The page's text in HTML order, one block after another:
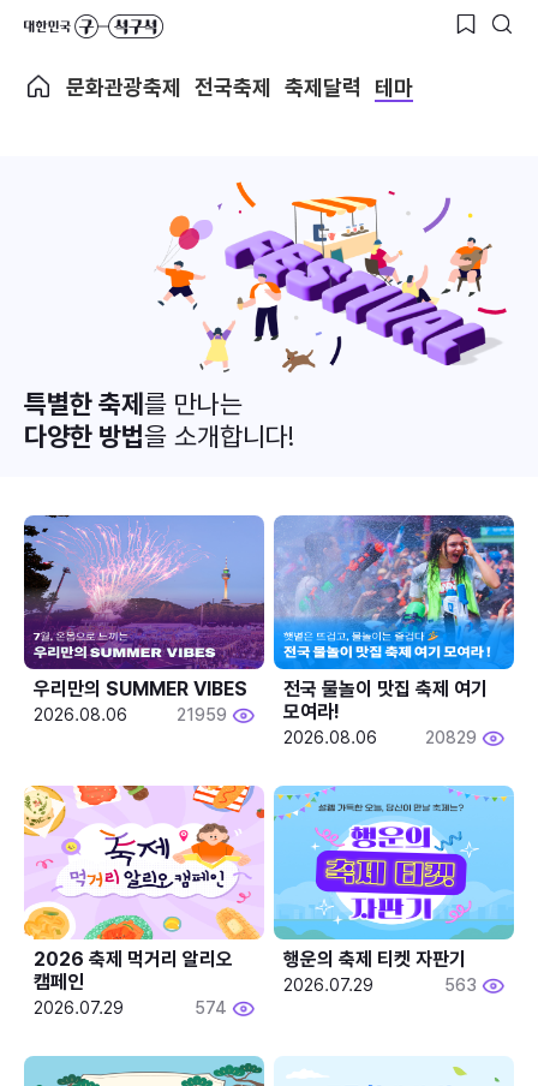
문화관광축제 전국축제 축제달력 테마
특별한 축제를 만나는
다양한 방법을 소개합니다!
우리만의 SUMMER VIBES
2026.08.06 21959
전국 물놀이 맛집 축제 여기
모여라!
2026.08.06 20829
2026 축제 먹거리 알리오
캠페인
2026.07.29 574
행운의 축제 티켓 자판기
2026.07.29 563